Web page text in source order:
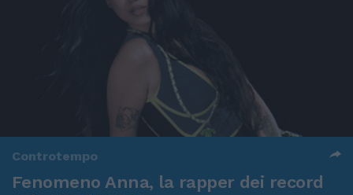
Controtempo
Fenomeno Anna, la rapper dei record